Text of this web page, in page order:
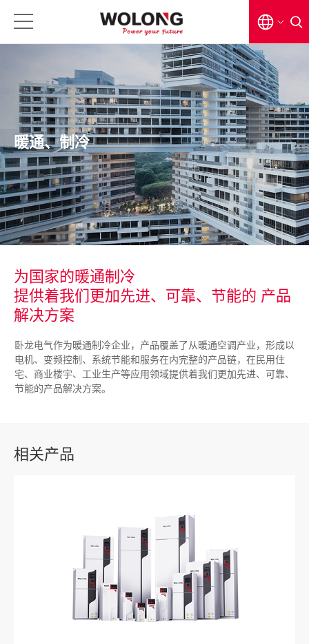
EN
CN
日本語
暖通、制冷
为国家的暖通制冷
提供着我们更加先进、可靠、节能的 产品
解决方案
卧龙电气作为暖通制冷企业，产品覆盖了从暖通空调产业，形成以
电机、变频控制、系统节能和服务在内完整的产品链，在民用住
宅、商业楼宇、工业生产等应用领域提供着我们更加先进、可靠、
节能的产品解决方案。
相关产品